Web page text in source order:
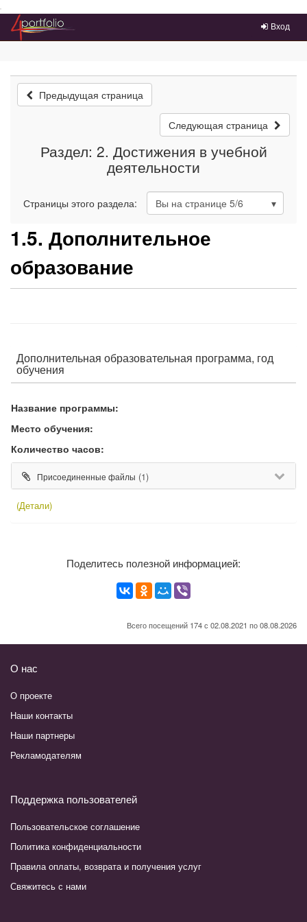
Преейти на главное меню
Вход
Предыдущая страница
Следующая страница
Раздел: 2. Достижения в учебной
деятельности
Страницы этого раздела: Вы на странице 5/6
1.5. Дополнительное
образование
Дополнительная образовательная программа, год
обучения
Название программы:
Место обучения:
Количество часов:
Присоединенные файлы (1)
(Детали)
Поделитесь полезной информацией:
Всего посещений 174 с 02.08.2021 по 08.08.2026
О нас
О проекте
Наши контакты
Наши партнеры
Рекламодателям
Поддержка пользователей
Пользовательское соглашение
Политика конфиденциальности
Правила оплаты, возврата и получения услуг
Свяжитесь с нами